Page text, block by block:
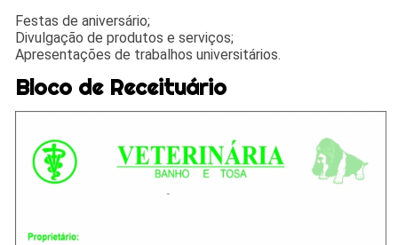
Festas de aniversário;
Divulgação de produtos e serviços;
Apresentações de trabalhos universitários.
Bloco de Receituário